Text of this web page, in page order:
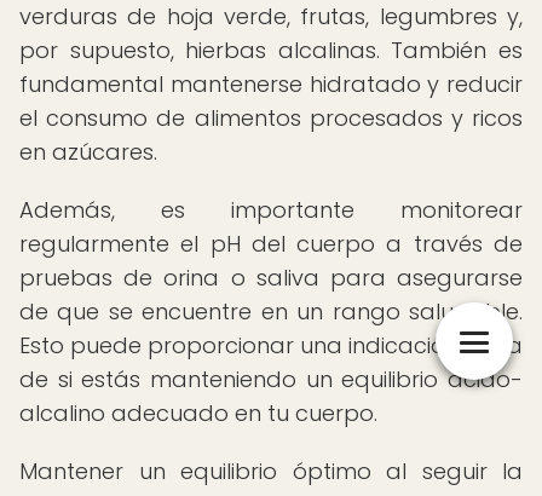
verduras de hoja verde, frutas, legumbres y,
por supuesto, hierbas alcalinas. También es
fundamental mantenerse hidratado y reducir
el consumo de alimentos procesados y ricos
en azúcares.
Además, es importante monitorear
regularmente el pH del cuerpo a través de
pruebas de orina o saliva para asegurarse
de que se encuentre en un rango saludable.
Esto puede proporcionar una indicación clara
de si estás manteniendo un equilibrio ácido-
alcalino adecuado en tu cuerpo.
Mantener un equilibrio óptimo al seguir la